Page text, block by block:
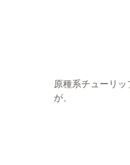
原種系チューリ
が、